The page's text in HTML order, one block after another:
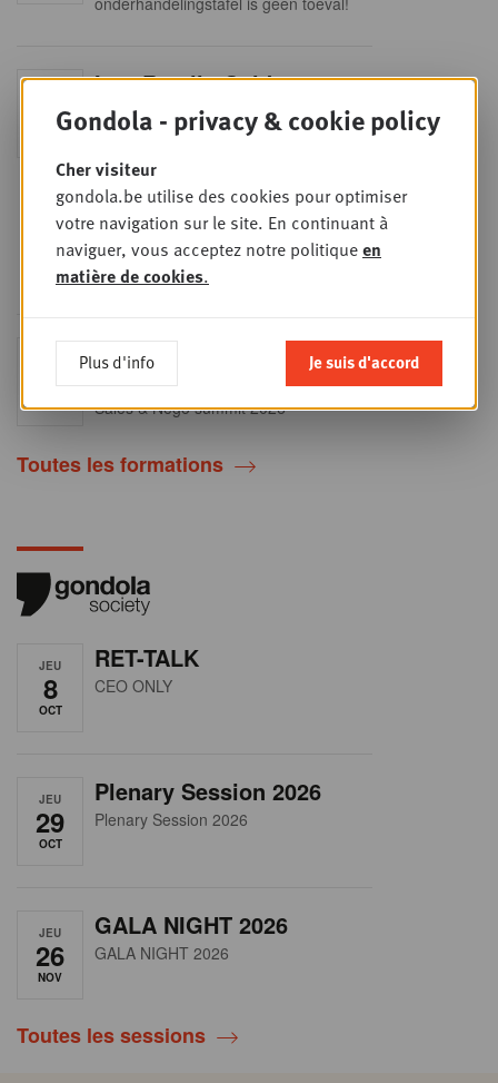
15
Into Retail - Sold out
Ne manquez pas cette occasion
unique de comprendre en profondeur
mise à jour essentielle, vous
découvrirez les stratégies des
principaux retailers alimentaires,
obtiendrez une vision claire du profil
des shoppers et recueillerez des
insights indispensables dans un
secteur en plein
24
SEPT
Sales & nego Summit
2026
Sales & Nego summit 2026
Toutes les formations
JEU
8
OCT
RET-TALK
CEO ONLY
JEU
29
OCT
Plenary Session 2026
Plenary Session 2026
JEU
26
NOV
GALA NIGHT 2026
GALA NIGHT 2026
Toutes les sessions
Gondola - privacy & cookie policy
Cher visiteur
gondola.be utilise des cookies pour optimiser
votre navigation sur le site. En continuant à
naviguer, vous acceptez notre politiqueen
matière de cookies.
Plus d'info Je suis d'accord